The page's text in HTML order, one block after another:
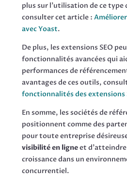
plus sur l’utilisation de ce type
consulter cet article :
avec Yoast.
De plus, les extensions SEO
fonctionnalités avancées qui
performances de
avantages de ces outils,
fonctionnalités des extensions
En somme, les sociétés de
positionnent comme des
pour toute entreprise
visibilité en ligneet
croissance dans un
concurrentiel.